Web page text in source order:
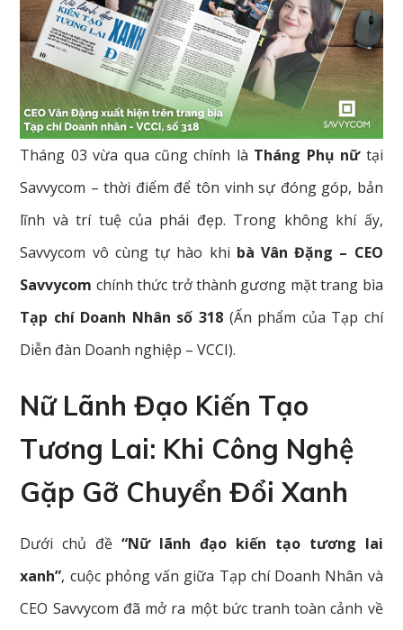
Tháng 03 vừa qua cũng chính là Tháng Phụ nữtại
Savvycom – thời điểm để tôn vinh sự đóng góp, bản
lĩnh và trí tuệ của phái đẹp. Trong không khí ấy,
Savvycom vô cùng tự hào khi bà Vân Đặng – CEO
Savvycom chính thức trở thành gương mặt trang bìa
Tạp chí Doanh Nhân số 318 (Ấn phẩm của Tạp chí
Diễn đàn Doanh nghiệp – VCCI).
Nữ Lãnh Đạo Kiến Tạo
Tương Lai: Khi Công Nghệ
Gặp Gỡ Chuyển Đổi Xanh
Dưới chủ đề“Nữ lãnh đạo kiến tạo tương lai
xanh”, cuộc phỏng vấn giữa Tạp chí Doanh Nhân và
CEO Savvycom đã mở ra một bức tranh toàn cảnh về